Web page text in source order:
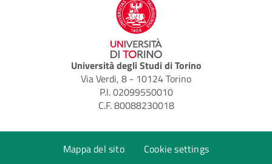
Università degli Studi di Torino
Via Verdi, 8 - 10124 Torino
P.I. 02099550010
C.F. 80088230018
Mappa del sito Cookie settings